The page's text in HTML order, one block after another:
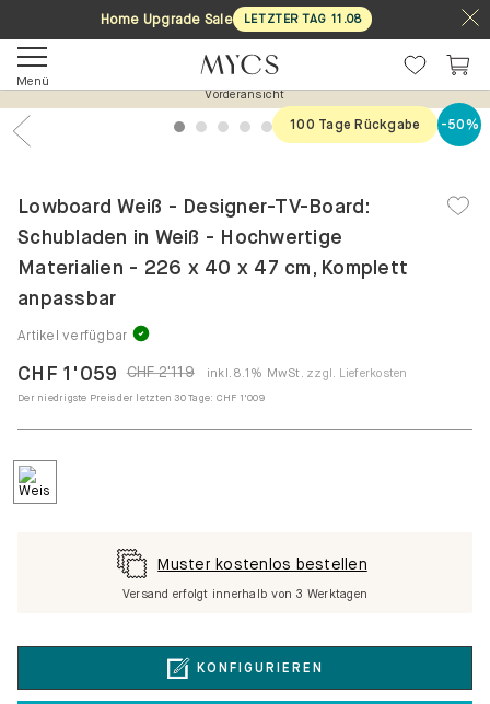
Home Upgrade Sale LETZTER TAG 11 .08
Menü
Vorderansicht
1 2 3 4 5 6 7
100 Tage Rückgabe -50%
Lowboard Weiß - Designer-TV-Board:
Schubladen in Weiß - Hochwertige
Materialien - 226 x 40 x 47 cm, Komplett
anpassbar
Artikel verfügbar
CHF 2'119
CHF 1'059 inkl. 8.1% MwSt. zzgl. Lieferkosten
Der niedrigste Preis der letzten 30 Tage: CHF 1'009
KONFIGURIEREN
Muster kostenlos bestellen
Versand erfolgt innerhalb von 3 Werktagen